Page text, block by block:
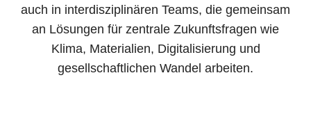
auch in interdisziplinären Teams, die gemeinsam
an Lösungen für zentrale Zukunftsfragen wie
Klima, Materialien, Digitalisierung und
gesellschaftlichen Wandel arbeiten.